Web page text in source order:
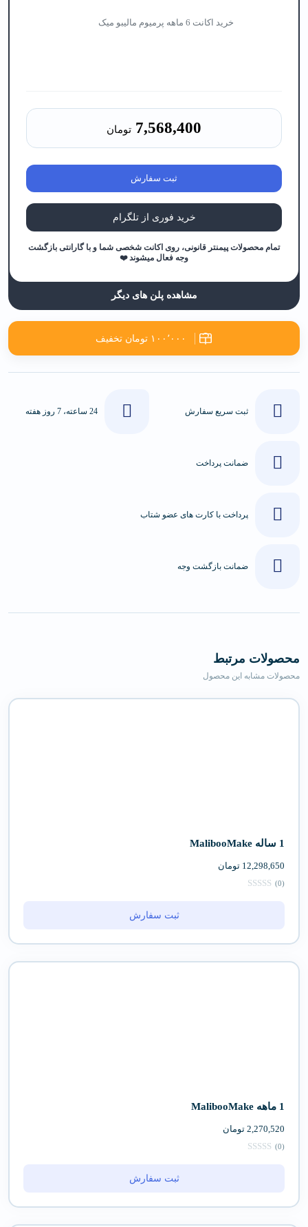
خرید اکانت 6 ماهه پرمیوم مالیبو میک
7,568,400 تومان
ثبت سفارش
خرید فوری از تلگرام
تمام محصولات پیمنتر قانونی، روی اکانت شخصی شما و با گارانتی بازگشت
وجه فعال میشوند ❤️
مشاهده پلن های دیگر
۱۰۰٬۰۰۰ تومان تخفیف
ثبت سریع سفارش 24 ساعته، 7 روز هفته
ضمانت پرداخت
پرداخت با کارت های عضو شتاب
ضمانت بازگشت وجه
محصولات مرتبط
محصولات مشابه این محصول
1 ساله MalibooMake
12,298,650 تومان
(0)
ثبت سفارش
1 ماهه MalibooMake
2,270,520 تومان
(0)
ثبت سفارش